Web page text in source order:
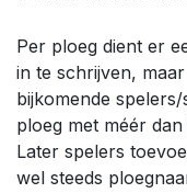
Per ploeg dient er
in te schrijven,
bijkomende
ploeg met méér
Later spelers
wel steeds